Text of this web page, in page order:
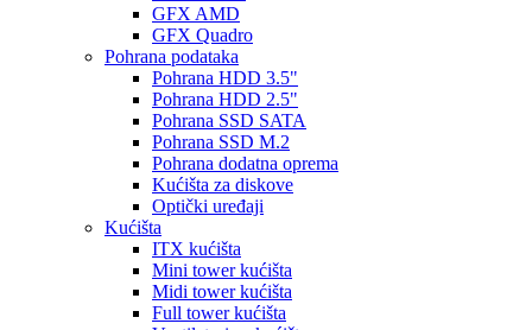
GFX AMD
GFX Quadro
Pohrana podataka
Pohrana HDD 3.5"
Pohrana HDD 2.5"
Pohrana SSD SATA
Pohrana SSD M.2
Pohrana dodatna oprema
Kućišta za diskove
Optički uređaji
Kućišta
ITX kućišta
Mini tower kućišta
Midi tower kućišta
Full tower kućišta